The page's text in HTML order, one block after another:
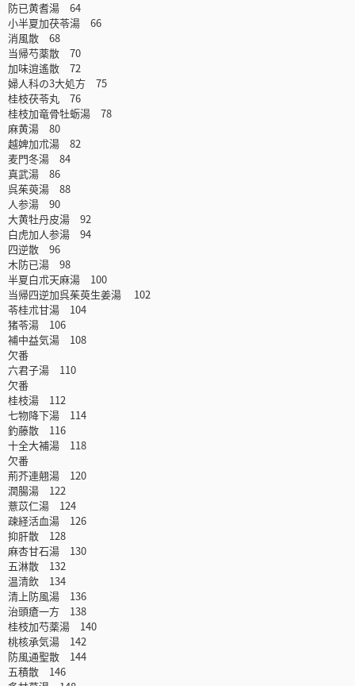
防已黄耆湯 64
小半夏加茯苓湯 66
消風散 68
当帰芍薬散 70
加味逍遙散 72
婦人科の3大処方 75
桂枝茯苓丸 76
桂枝加竜骨牡蛎湯 78
麻黄湯 80
越婢加朮湯 82
麦門冬湯 84
真武湯 86
呉茱萸湯 88
人参湯 90
大黄牡丹皮湯 92
白虎加人参湯 94
四逆散 96
木防已湯 98
半夏白朮天麻湯 100
当帰四逆加呉茱萸生姜湯 102
苓桂朮甘湯 104
猪苓湯 106
補中益気湯 108
欠番
六君子湯 110
欠番
桂枝湯 112
七物降下湯 114
釣藤散 116
十全大補湯 118
欠番
荊芥連翹湯 120
潤腸湯 122
薏苡仁湯 124
疎経活血湯 126
抑肝散 128
麻杏甘石湯 130
五淋散 132
温清飲 134
清上防風湯 136
治頭瘡一方 138
桂枝加芍薬湯 140
桃核承気湯 142
防風通聖散 144
五積散 146